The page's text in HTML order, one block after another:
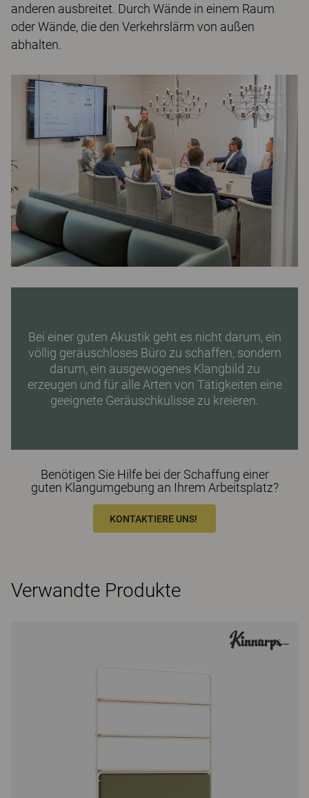
anderen ausbreitet. Durch Wände in einem Raum
oder Wände, die den Verkehrslärm von außen
abhalten.
Bei einer guten Akustik geht es nicht darum, ein
völlig geräuschloses Büro zu schaffen, sondern
darum, ein ausgewogenes Klangbild zu
erzeugen und für alle Arten von Tätigkeiten eine
geeignete Geräuschkulisse zu kreieren.
Benötigen Sie Hilfe bei der Schaffung einer
guten Klangumgebung an Ihrem Arbeitsplatz?
KONTAKTIERE UNS!
Verwandte Produkte